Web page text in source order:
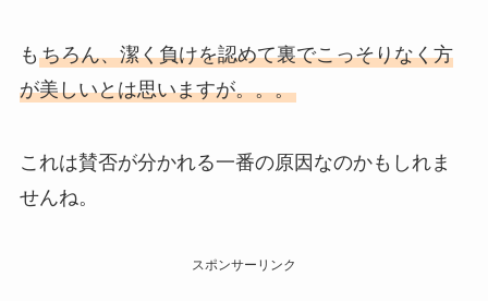
も ちろん、潔く負けを認めて裏でこっそりなく方
が美しいとは思いますが。。。
これは賛否が分かれる一番の原因なのかもしれま
せんね。
スポンサーリンク